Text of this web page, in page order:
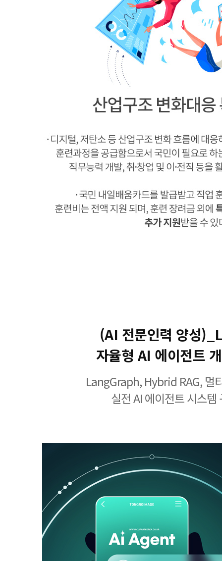
(AI 전문인력 양성
자율형 AI 에이전트
LangGraph, Hybrid RAG, 멀
실전 AI 에이전트 시스템